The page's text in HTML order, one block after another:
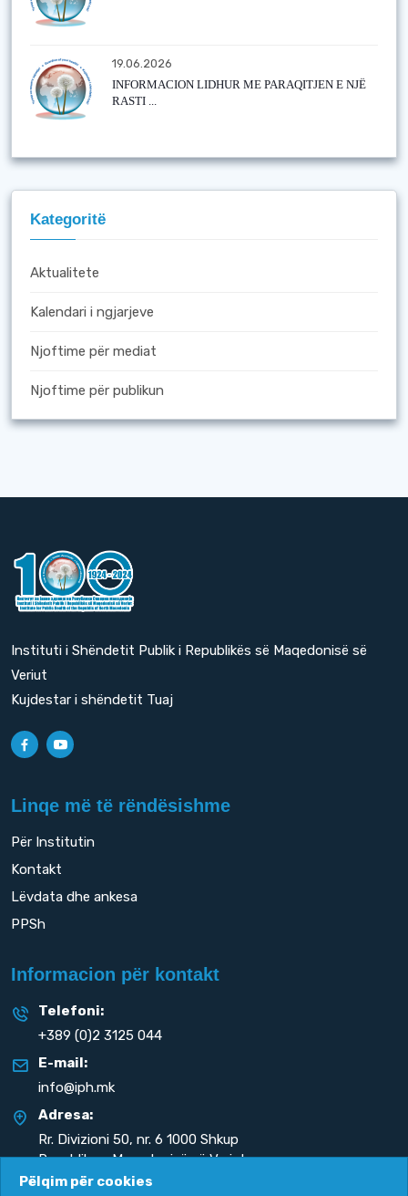
19.06.2026
INFORMACION LIDHUR ME PARAQITJEN E NJË
RASTI ...
Kategoritë
Aktualitete
Kalendari i ngjarjeve
Njoftime për mediat
Njoftime për publikun
Instituti i Shëndetit Publik i Republikës së Maqedonisë së
Veriut
Kujdestar i shëndetit Tuaj
Linqe më të rëndësishme
Për Institutin
Kontakt
Lëvdata dhe ankesa
PPSh
Informacion për kontakt
Telefoni:
+389 (0)2 3125 044
E-mail:
info@iph.mk
Adresa:
Rr. Divizioni 50, nr. 6 1000 Shkup
Republika e Maqedonisë së Veriut
Pëlqim për cookies